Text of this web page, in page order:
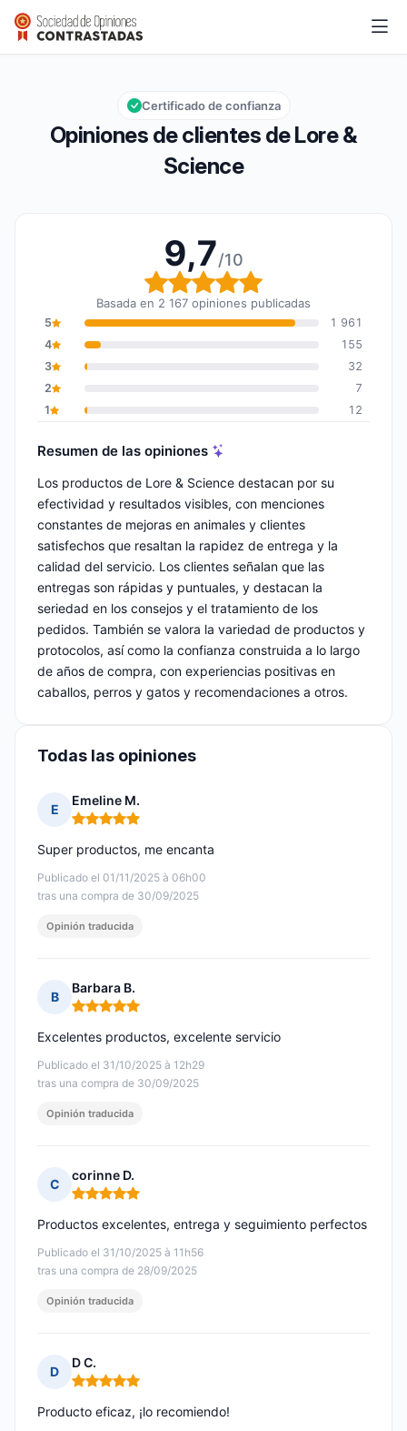
Lore & Science
Calificación global: 9,7 de 10
9,7/10
Opiniones de clientes de Lore &
Science
Certificado de confianza
9,7/10
Calificación global: 9,7
Basada en 2 167 opiniones publicadas
5
1 961
4
155
3
32
2
7
1
12
Resumen de las opiniones
Los productos de Lore & Science destacan por su
efectividad y resultados visibles, con menciones
constantes de mejoras en animales y clientes
satisfechos que resaltan la rapidez de entrega y la
calidad del servicio. Los clientes señalan que las
entregas son rápidas y puntuales, y destacan la
seriedad en los consejos y el tratamiento de los
pedidos. También se valora la variedad de productos y
protocolos, así como la confianza construida a lo largo
de años de compra, con experiencias positivas en
caballos, perros y gatos y recomendaciones a otros.
Todas las opiniones
E
Emeline M.
Nota: 5 de 5
Publicado el 01/11/2025 à 06h00
tras una compra de 30/09/2025
Super productos, me encanta
Opinión traducida
B
Barbara B.
Nota: 5 de 5
Publicado el 31/10/2025 à 12h29
tras una compra de 30/09/2025
Excelentes productos, excelente servicio
Opinión traducida
C
corinne D.
Nota: 5 de 5
Publicado el 31/10/2025 à 11h56
tras una compra de 28/09/2025
Productos excelentes, entrega y seguimiento perfectos
Opinión traducida
D
D C.
Nota: 5 de 5
Producto eficaz, ¡lo recomiendo!